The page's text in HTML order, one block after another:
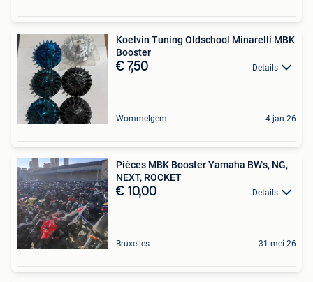
Koelvin Tuning Oldschool Minarelli MBK
Booster
€ 7,50 Details
Wommelgem 4 jan 26
Pièces MBK Booster Yamaha BW's, NG,
NEXT, ROCKET
€ 10,00 Details
Bruxelles 31 mei 26